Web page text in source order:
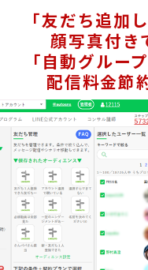
「友だち追加
顔写真付き
「自動グルー
配信料金節